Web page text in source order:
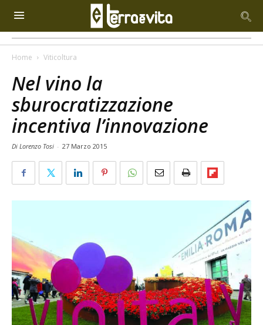
Home Viticoltura
Nel vino la
sburocratizzazione
incentiva l’innovazione
Di Lorenzo Tosi - 27 Marzo 2015